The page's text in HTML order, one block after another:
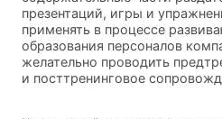
презентаций, игры и
применять в процессе
образования персоналов
желательно проводить
и посттренинговое